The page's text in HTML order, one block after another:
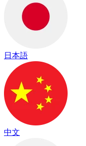
日本語
中文